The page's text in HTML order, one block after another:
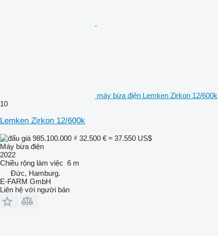
máy bừa điện Lemken Zirkon 12/600k
10
Lemken Zirkon 12/600k
985.100.000 ₫ 32.500 € ≈ 37.550 US$
Máy bừa điện
2022
Chiều rộng làm việc 6 m
Đức, Hamburg.
E-FARM GmbH
Liên hệ với người bán